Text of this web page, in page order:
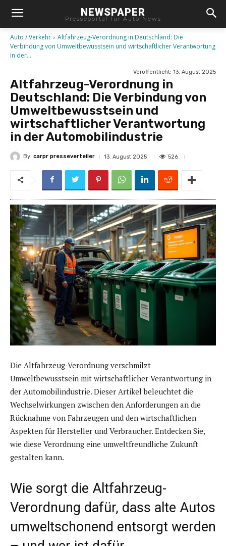
NEWSPAPER
Presseportal für Auto-News
Auto / Verkehr
Altfahrzeug-Verordnung in Deutschland: Die
Verbindung von Umweltbewusstsein und wirtschaftlicher Verantwortung
in der...
Veröffentlicht: 13. August 2025
Altfahrzeug-Verordnung in
Deutschland: Die Verbindung von
Umweltbewusstsein und
wirtschaftlicher Verantwortung
in der Automobilindustrie
By carpr presseverteiler 13. August 2025 526
Die Altfahrzeug-Verordnung verschmilzt
Umweltbewusstsein mit wirtschaftlicher Verantwortung in
der Automobilindustrie. Dieser Artikel beleuchtet die
Wechselwirkungen zwischen den Anforderungen an die
Rücknahme von Fahrzeugen und den wirtschaftlichen
Aspekten für Hersteller und Verbraucher. Entdecken Sie,
wie diese Verordnung eine umweltfreundliche Zukunft
gestalten kann.
Wie sorgt die Altfahrzeug-
Verordnung dafür, dass alte Autos
umweltschonend entsorgt werden